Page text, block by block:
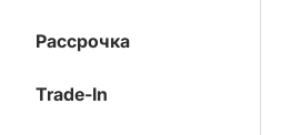
Рассрочка
Trade-In